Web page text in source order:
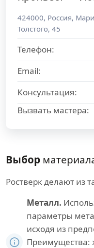
424000, Россия,
Толстого, 45
Телефон:
Email:
Консультация:
Вызвать мастера:
Выбор
Ростверк делают из
Металл.
параметры
исходя из
Преимущества: